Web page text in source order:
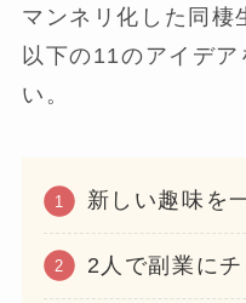
マンネリ化した同棲
以下の11のアイデ
い。
新しい趣味を
2人で副業に